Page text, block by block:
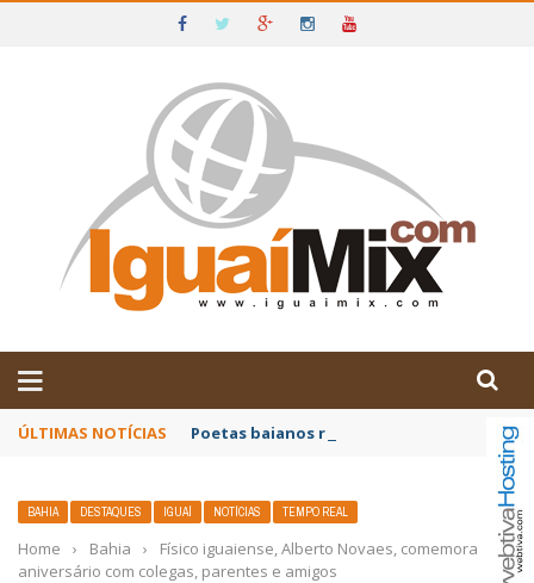
IGUAÍ E SUDOESTE DA BAHIA
ÚLTIMAS NOTÍCIAS Poetas baianos representam o Brasil no
BAHIA DESTAQUES IGUAÍ NOTÍCIAS TEMPO REAL
Home › Bahia ›
Físico iguaiense, Alberto Novaes, comemora
aniversário com colegas, parentes e amigos